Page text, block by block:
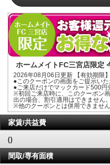
ホームメイトFC三宮店限定
2026年08月06日更新 【有効期限
●このクーポンの画面をご提示い
●ご来店だけでマックカード500円
※初回ご来店時に、このクーポン
出の場合、割引適用はできません。
※他のクーポンとは併用できません
家賃/共益費
()
間取/専有面積